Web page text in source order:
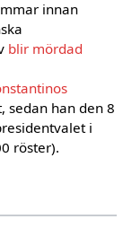
innan
blir mördad
sedan han den 8
i
röster).